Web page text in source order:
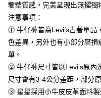
２．關於個人資料處理事宜，請
https://aftee.tw/terms/#terms3
３．未成年的使用者請事先徵得
「AFTEE先享後付」，若未經同
任。
時審查核予不同之上限額度；若
請求用戶進行身份認證。
５．嚴禁一人註冊多個帳號或使
恩沛科技股份有限公司將有權停
奢華質感，完美呈現出無懼獨
注意事項：
⓵ 牛仔褲皆為Levi’s古著單品
色差異，另外也有小部分磨
單。
⓶ 牛仔褲尺寸皆以Levi’s原內
尺寸會有3-4公分差距，部分
⓷ 星星採用小牛皮皮革面料